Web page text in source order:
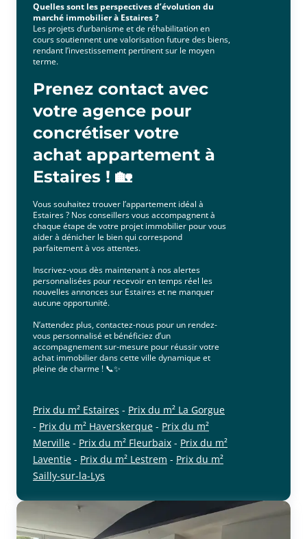
Quelles sont les perspectives d’évolution du
marché immobilier à Estaires ?
Les projets d’urbanisme et de réhabilitation en
cours soutiennent une valorisation future des biens,
rendant l’investissement pertinent sur le moyen
terme.
Prenez contact avec
votre agence pour
concrétiser votre
achat appartement à
Estaires ! 🏡
Vous souhaitez trouver l’appartement idéal à
Estaires ? Nos conseillers vous accompagnent à
chaque étape de votre projet immobilier pour vous
aider à dénicher le bien qui correspond
parfaitement à vos attentes.
Inscrivez-vous dès maintenant à nos alertes
personnalisées pour recevoir en temps réel les
nouvelles annonces sur Estaires et ne manquer
aucune opportunité.
N’attendez plus, contactez-nous pour un rendez-
vous personnalisé et bénéficiez d’un
accompagnement sur-mesure pour réussir votre
achat immobilier dans cette ville dynamique et
pleine de charme ! 📞✨
Prix du m² Estaires - Prix du m² La Gorgue
- Prix du m² Haverskerque - Prix du m²
Merville - Prix du m² Fleurbaix - Prix du m²
Laventie - Prix du m² Lestrem - Prix du m²
Sailly-sur-la-Lys